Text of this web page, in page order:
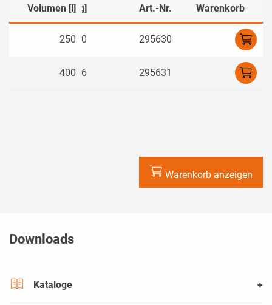
Volumen [l]
250
400
Gewicht [kg] Art.-Nr. Warenkorb
10 295630
16 295631
Warenkorb anzeigen
Downloads
Kataloge